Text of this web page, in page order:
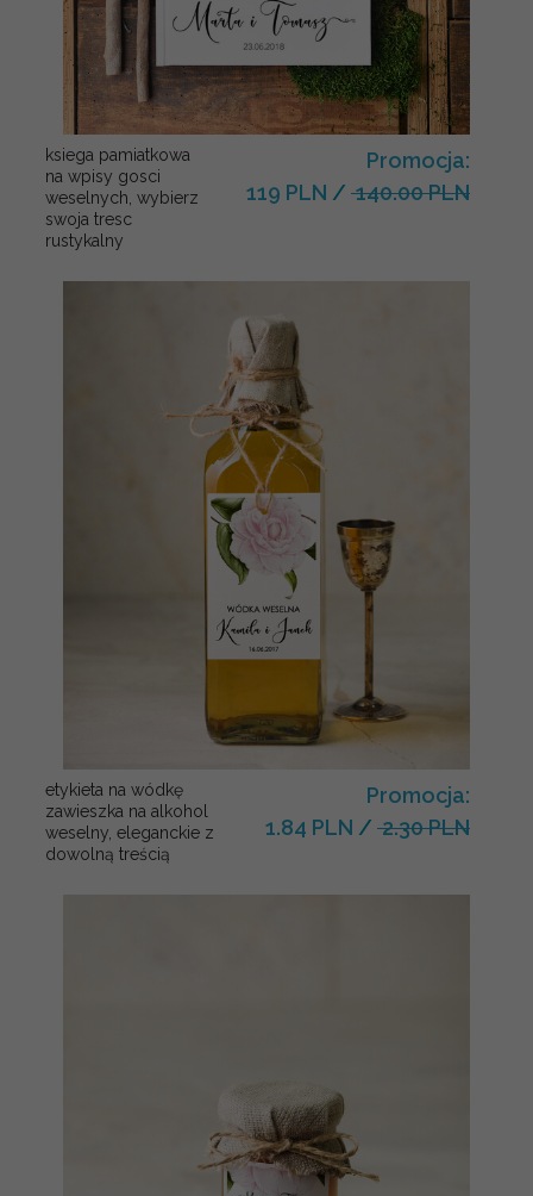
ksiega pamiatkowa
na wpisy gosci
weselnych, wybierz
swoja tresc
rustykalny
Promocja:
119 PLN / 140.00 PLN
etykieta na wódkę
zawieszka na alkohol
weselny, eleganckie z
dowolną treścią
Promocja:
1.84 PLN / 2.30 PLN